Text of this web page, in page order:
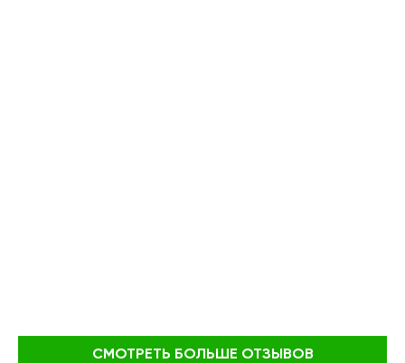
СМОТРЕТЬ БОЛЬШЕ ОТЗЫВОВ